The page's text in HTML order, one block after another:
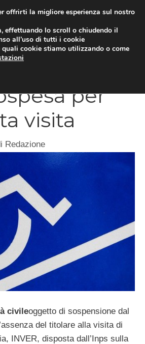
invalidità
per
visita
Redazione
civileoggetto di sospensione dal
del titolare alla visita di
INVER, disposta dall’Inps sulla
offrirti la migliore esperienza sul nostro
effettuando lo scroll o chiudendo il
all’uso di tutti i cookie
cookie stiamo utilizzando o come